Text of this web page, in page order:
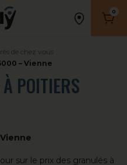
0
de chez vous
– Vienne
POITIERS
sur le prix des granulés à